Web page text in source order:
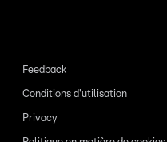
Feedback
Conditions d'utilisation
Privacy